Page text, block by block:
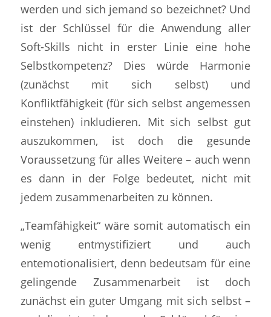
werden und sich jemand so bezeichnet? Und
ist der Schlüssel für die Anwendung aller
Soft-Skills nicht in erster Linie eine hohe
Selbstkompetenz? Dies würde Harmonie
(zunächst mit sich selbst) und
Konfliktfähigkeit (für sich selbst angemessen
einstehen) inkludieren. Mit sich selbst gut
auszukommen, ist doch die gesunde
Voraussetzung für alles Weitere – auch wenn
es dann in der Folge bedeutet, nicht mit
jedem zusammenarbeiten zu können.
„Teamfähigkeit“ wäre somit automatisch ein
wenig entmystifiziert und auch
entemotionalisiert, denn bedeutsam für eine
gelingende Zusammenarbeit ist doch
zunächst ein guter Umgang mit sich selbst –